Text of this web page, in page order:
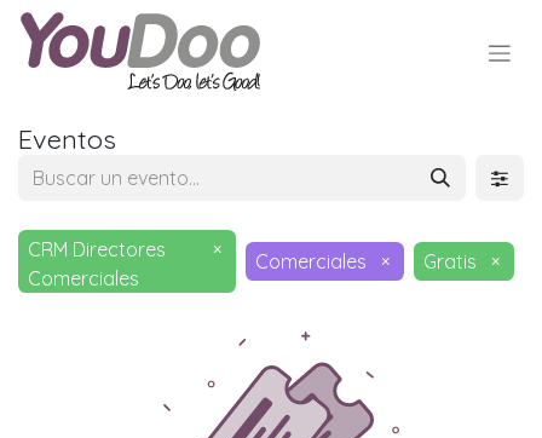
Eventos
CRM Directores
Comerciales
× Comerciales × Gratis ×